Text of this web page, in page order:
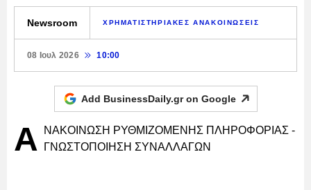
Newsroom ΧΡΗΜΑΤΙΣΤΗΡΙΑΚΕΣ ΑΝΑΚΟΙΝΩΣΕΙΣ
08 Ιουλ 2026 10:00
Add BusinessDaily.gr on Google
Α
ΝΑΚΟΙΝΩΣΗ ΡΥΘΜΙΖΟΜΕΝΗΣ ΠΛΗΡΟΦΟΡΙΑΣ -
ΓΝΩΣΤΟΠΟΙΗΣΗ ΣΥΝΑΛΛΑΓΩΝ